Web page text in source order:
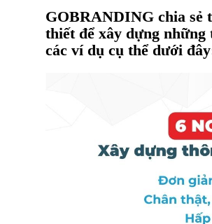
GOBRANDING chia sẻ
thiết để xây dựng những
các ví dụ cụ thể dưới